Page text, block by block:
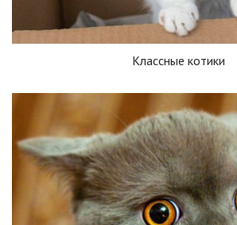
Классные котики